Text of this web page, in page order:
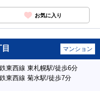
お気に入り
マンション
東西線 東札幌駅/徒歩6分
東西線 菊水駅/徒歩7分